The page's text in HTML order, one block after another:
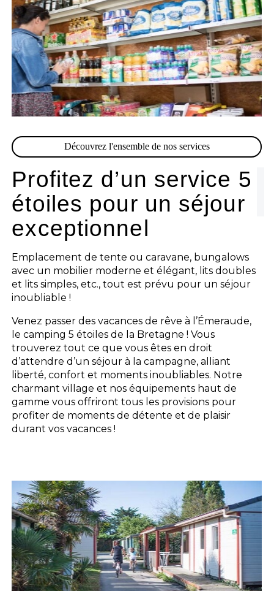
Découvrez l'ensemble de nos services
Profitez d’un service 5
étoiles pour un séjour
exceptionnel
Emplacement de tente ou caravane, bungalows
avec un mobilier moderne et élégant, lits doubles
et lits simples, etc., tout est prévu pour un séjour
inoubliable !
Venez passer des vacances de rêve à l’Émeraude,
le camping 5 étoiles de la Bretagne ! Vous
trouverez tout ce que vous êtes en droit
d’attendre d’un séjour à la campagne, alliant
liberté, confort et moments inoubliables. Notre
charmant village et nos équipements haut de
gamme vous offriront tous les provisions pour
profiter de moments de détente et de plaisir
durant vos vacances !